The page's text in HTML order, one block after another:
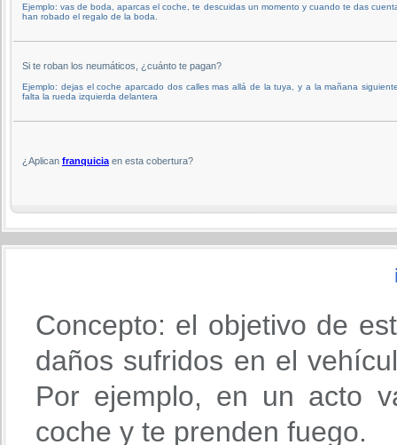
Ejemplo: vas de boda, aparcas el coche, te descuidas un momento y cuando te das
han robado el regalo de la boda.
Si te roban los neumáticos, ¿cuánto te pagan?
Ejemplo: dejas el coche aparcado dos calles mas allá de la tuya, y a la mañana
falta la rueda izquierda delantera
¿Aplican franquicia en esta cobertura?
Concepto: el objetivo de
daños sufridos en el
Por ejemplo, en un acto
coche y te prenden fuego.